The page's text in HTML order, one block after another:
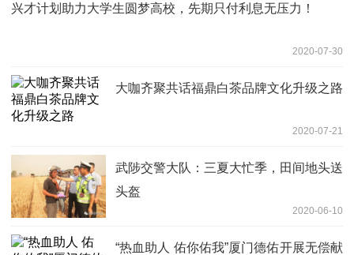
兴才计划助力大学生圆梦高校，先期只付利息无压力！
2020-07-30
大咖齐聚共话福鼎白茶品牌文化升级之路
2020-07-21
武陟交警大队：三夏大忙季，田间地头送
头盔
2020-06-10
“热血助人 佑你佑我”厦门德佑开展无偿献